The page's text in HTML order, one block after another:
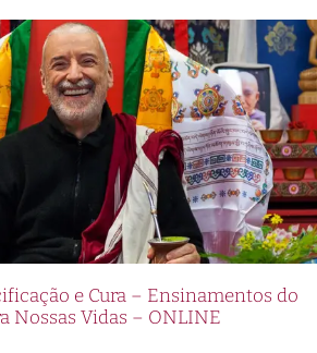
e Cura – Ensinamentos do
Nossas Vidas – ONLINE